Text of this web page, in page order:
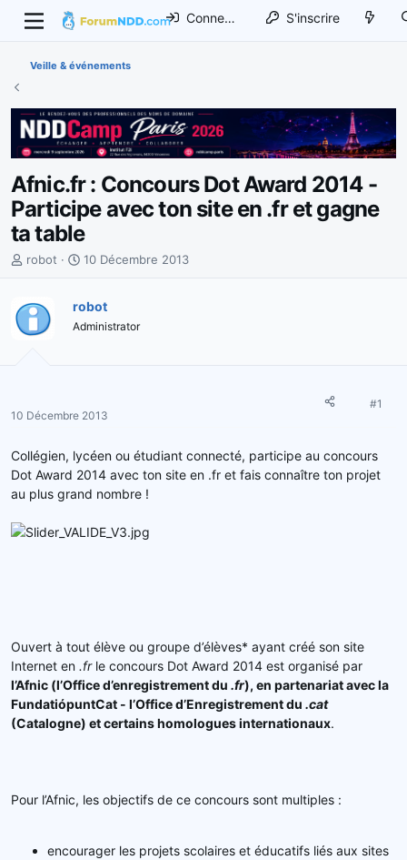
Connexion S'inscrire
Veille & événements
Afnic.fr : Concours Dot Award 2014 -
Participe avec ton site en .fr et gagne
ta table
I
t
i
r
e
l
a
i
n
robot
D
e
d
u
10 Décembre 2013
robot
Administrator
10 Décembre 2013
#1
Collégien, lycéen ou étudiant connecté, participe au concours
Dot Award 2014 avec ton site en .fr et fais connaître ton projet
au plus grand nombre !
Ouvert à tout élève ou groupe d’élèves* ayant créé son site
Internet en .frle concours Dot Award 2014 est organisé par
l’Afnic (l’Office d’enregistrement du .fr), en partenariat avec la
FundatiópuntCat - l’Office d’Enregistrement du .cat
(Catalogne) et certains homologues internationaux.
Pour l’Afnic, les objectifs de ce concours sont multiples :
encourager les projets scolaires et éducatifs liés aux sites